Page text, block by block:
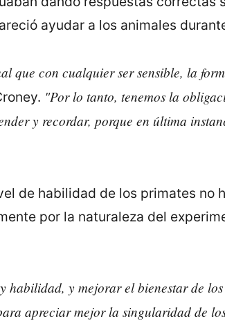
ayudar a los animales
que con cualquier ser sensible, la
"Por lo tanto, tenemos la
y recordar, porque en última
de habilidad de los primates no
por la naturaleza del
habilidad, y mejorar el bienestar de
apreciar mejor la singularidad de